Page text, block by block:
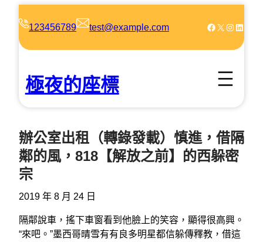
123456789 test@example.com Facebook X Instagram LinkedIn
極夜的座標
辦公室出租（轉錄發載）慎進，借隔
鄰的風，818【解放之前】的西躲密
宗
2019 年 8 月 24 日
隔鄰說車，搖下車窗看到他臉上的笑容，顯得很高興。
“來吧。”墨西哥晴雪有有良多明星都信躲傳釋教，借這